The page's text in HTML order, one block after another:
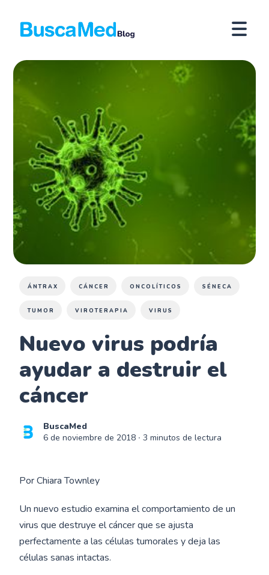
ÁNTRAX CÁNCER ONCOLÍTICOS SÉNECA
TUMOR VIROTERAPIA VIRUS
Nuevo virus podría
ayudar a destruir el
cáncer
BuscaMed
6 de noviembre de 2018 ∙ 3 minutos de lectura
Por Chiara Townley
Un nuevo estudio examina el comportamiento de un
virus que destruye el cáncer que se ajusta
perfectamente a las células tumorales y deja las
células sanas intactas.